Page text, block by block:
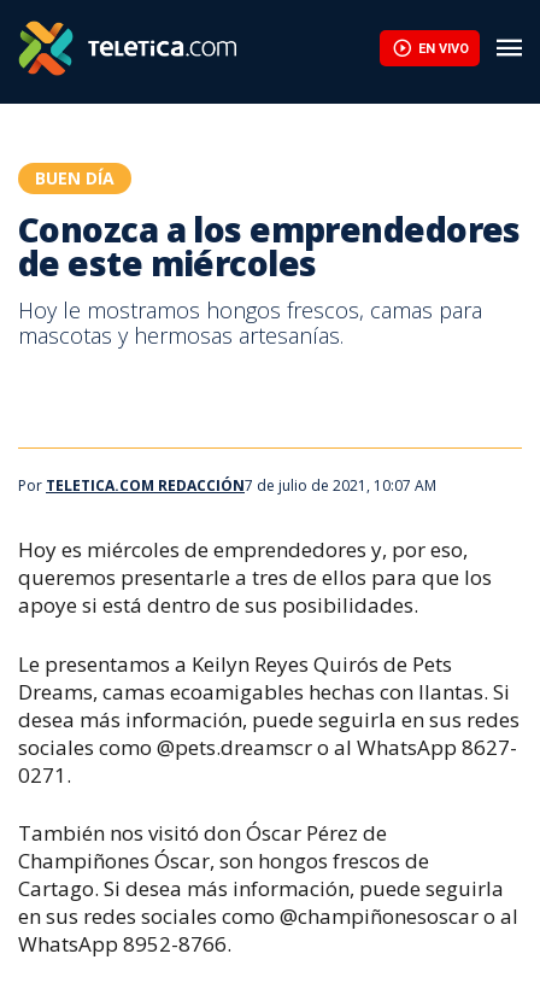
EN VIVO
BUEN DÍA
Conozca a los emprendedores
de este miércoles
Hoy le mostramos hongos frescos, camas para
mascotas y hermosas artesanías.
Por TELETICA.COM REDACCIÓN7 de julio de 2021, 10:07 AM
Hoy es miércoles de emprendedores y, por eso,
queremos presentarle a tres de ellos para que los
apoye si está dentro de sus posibilidades.
Le presentamos a Keilyn Reyes Quirós de Pets
Dreams, camas ecoamigables hechas con llantas. Si
desea más información, puede seguirla en sus redes
sociales como @pets.dreamscr o al WhatsApp 8627-
0271.
También nos visitó don Óscar Pérez de
Champiñones Óscar, son hongos frescos de
Cartago. Si desea más información, puede seguirla
en sus redes sociales como @champiñonesoscar o al
WhatsApp 8952-8766.